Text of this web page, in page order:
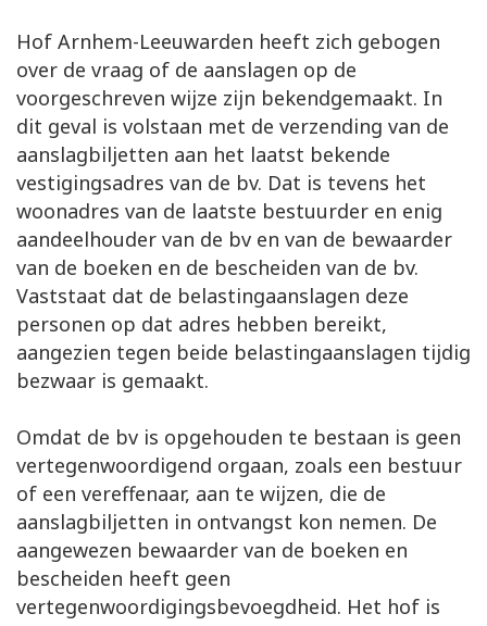
Hof Arnhem-Leeuwarden heeft zich gebogen
over de vraag of de aanslagen op de
voorgeschreven wijze zijn bekendgemaakt. In
dit geval is volstaan met de verzending van de
aanslagbiljetten aan het laatst bekende
vestigingsadres van de bv. Dat is tevens het
woonadres van de laatste bestuurder en enig
aandeelhouder van de bv en van de bewaarder
van de boeken en de bescheiden van de bv.
Vaststaat dat de belastingaanslagen deze
personen op dat adres hebben bereikt,
aangezien tegen beide belastingaanslagen tijdig
bezwaar is gemaakt.
Omdat de bv is opgehouden te bestaan is geen
vertegenwoordigend orgaan, zoals een bestuur
of een vereffenaar, aan te wijzen, die de
aanslagbiljetten in ontvangst kon nemen. De
aangewezen bewaarder van de boeken en
bescheiden heeft geen
vertegenwoordigingsbevoegdheid. Het hof is